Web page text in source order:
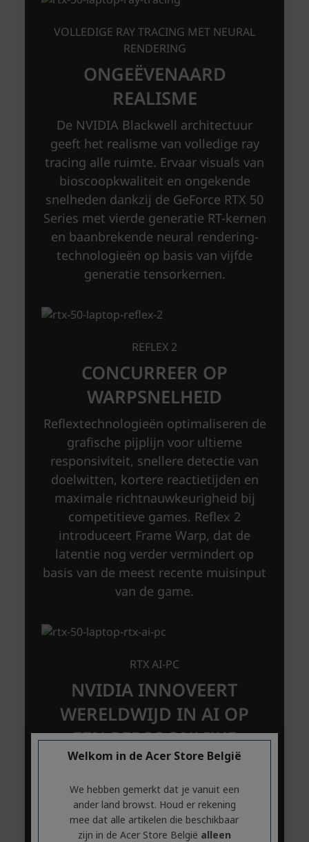
Welkom in de Acer Store België
We hebben gemerkt dat je vanuit een
ander land browst. Houd er rekening
mee dat alle artikelen die beschikbaar
zijn in de Acer Store België alleen